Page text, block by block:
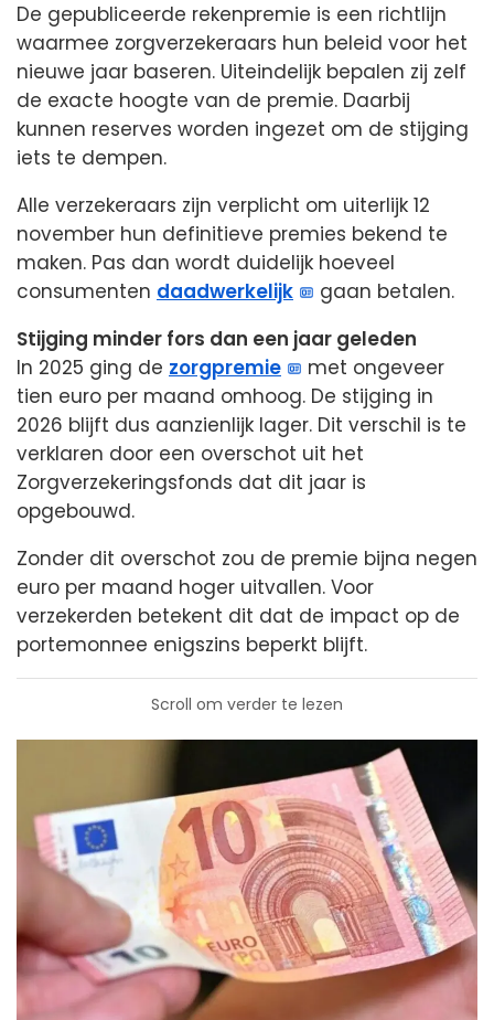
De gepubliceerde rekenpremie is een richtlijn
waarmee zorgverzekeraars hun beleid voor het
nieuwe jaar baseren. Uiteindelijk bepalen zij zelf
de exacte hoogte van de premie. Daarbij
kunnen reserves worden ingezet om de stijging
iets te dempen.
Alle verzekeraars zijn verplicht om uiterlijk 12
november hun definitieve premies bekend te
maken. Pas dan wordt duidelijk hoeveel
consumenten daadwerkelijk
gaan betalen.
Stijging minder fors dan een jaar geleden
In 2025 ging de zorgpremie
met ongeveer
tien euro per maand omhoog. De stijging in
2026 blijft dus aanzienlijk lager. Dit verschil is te
verklaren door een overschot uit het
Zorgverzekeringsfonds dat dit jaar is
opgebouwd.
Zonder dit overschot zou de premie bijna negen
euro per maand hoger uitvallen. Voor
verzekerden betekent dit dat de impact op de
portemonnee enigszins beperkt blijft.
Scroll om verder te lezen